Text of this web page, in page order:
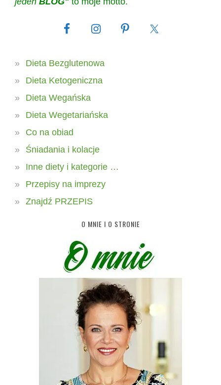
Dieta Bezglutenowa
Dieta Ketogeniczna
Dieta Wegańska
Dieta Wegetariańska
Co na obiad
Śniadania i kolacje
Inne diety i kategorie …
Przepisy na imprezy
Znajdź PRZEPIS
O MNIE I O STRONIE